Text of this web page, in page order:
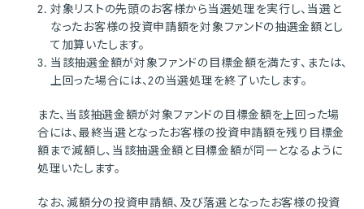
2. 対象リストの先頭のお客様から当選処理を実行し、当選と
なったお客様の投資申請額を対象ファンドの抽選金額とし
て加算いたします。
3. 当該抽選金額が対象ファンドの目標金額を満たす、または、
上回った場合には、2の当選処理を終了いたします。
また、当該抽選金額が対象ファンドの目標金額を上回った場
合には、最終当選となったお客様の投資申請額を残り目標金
額まで減額し、当該抽選金額と目標金額が同一となるように
処理いたします。
なお、減額分の投資申請額、及び落選となったお客様の投資